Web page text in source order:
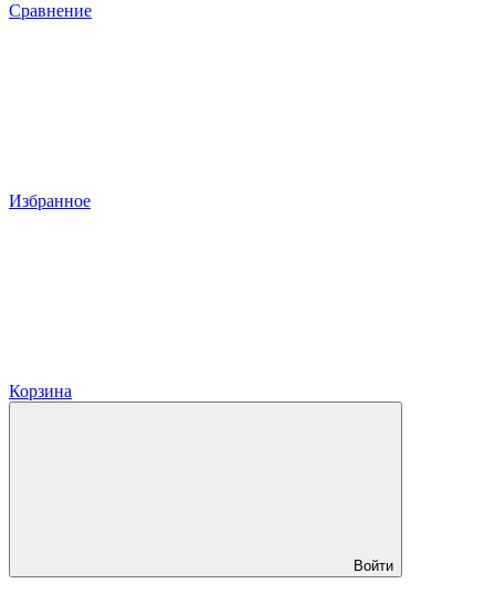
Сравнение
Избранное
Корзина
Войти